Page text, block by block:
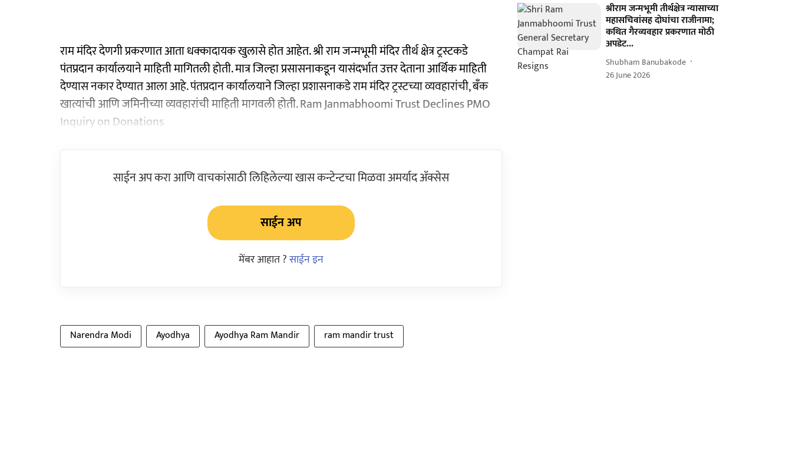
राम मंदिर देणगी प्रकरणात आता धक्कादायक खुलासे होत आहेत. श्री राम जन्मभूमी मंदिर तीर्थ क्षेत्र ट्रस्टकडे
पंतप्रदान कार्यालयाने माहिती मागितली होती. मात्र जिल्हा प्रसासनाकडून यासंदर्भात उत्तर देताना आर्थिक माहिती
देण्यास नकार देण्यात आला आहे. पंतप्रदान कार्यालयाने जिल्हा प्रशासनाकडे राम मंदिर ट्रस्टच्या व्यवहारांची, बँक
खात्यांची आणि जमिनीच्या व्यवहारांची माहिती मागवली होती. Ram Janmabhoomi Trust Declines PMO
Inquiry on Donations
साईन अप करा आणि वाचकांसाठी लिहिलेल्या खास कन्टेन्टचा मिळवा अमर्याद ॲक्सेस
साईन अप
मेंबर आहात ?साईन इन
Narendra Modi Ayodhya Ayodhya Ram Mandir ram mandir trust
श्रीराम जन्मभूमी तीर्थक्षेत्र न्यासाच्या
महासचिवांसह दोघांचा राजीनामा;
कथित गैरव्यवहार प्रकरणात मोठी
अपडेट...
Shubham Banubakode
26 June 2026